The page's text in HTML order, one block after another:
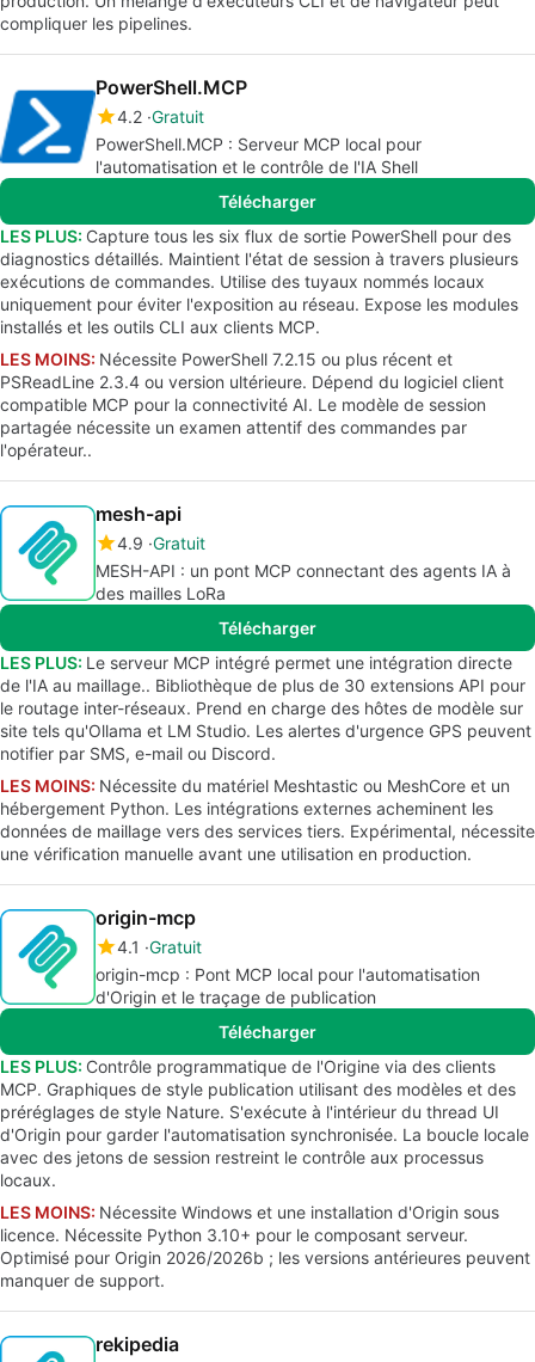
compliquer les pipelines.
PowerShell.MCP
4.2 Gratuit
PowerShell.MCP : Serveur MCP local pour
l'automatisation et le contrôle de l'IA Shell
Télécharger
LES PLUS: Capture tous les six flux de sortie PowerShell pour des
diagnostics détaillés. Maintient l'état de session à travers plusieurs
exécutions de commandes. Utilise des tuyaux nommés locaux
uniquement pour éviter l'exposition au réseau. Expose les modules
installés et les outils CLI aux clients MCP.
LES MOINS: Nécessite PowerShell 7.2.15 ou plus récent et
PSReadLine 2.3.4 ou version ultérieure. Dépend du logiciel client
compatible MCP pour la connectivité AI. Le modèle de session
partagée nécessite un examen attentif des commandes par
l'opérateur..
mesh-api
4.9 Gratuit
MESH-API : un pont MCP connectant des agents IA à
des mailles LoRa
Télécharger
LES PLUS: Le serveur MCP intégré permet une intégration directe
de l'IA au maillage.. Bibliothèque de plus de 30 extensions API pour
le routage inter-réseaux. Prend en charge des hôtes de modèle sur
site tels qu'Ollama et LM Studio. Les alertes d'urgence GPS peuvent
notifier par SMS, e-mail ou Discord.
LES MOINS: Nécessite du matériel Meshtastic ou MeshCore et un
hébergement Python. Les intégrations externes acheminent les
données de maillage vers des services tiers. Expérimental, nécessite
une vérification manuelle avant une utilisation en production.
origin-mcp
4.1 Gratuit
origin-mcp : Pont MCP local pour l'automatisation
d'Origin et le traçage de publication
Télécharger
LES PLUS: Contrôle programmatique de l'Origine via des clients
MCP. Graphiques de style publication utilisant des modèles et des
préréglages de style Nature. S'exécute à l'intérieur du thread UI
d'Origin pour garder l'automatisation synchronisée. La boucle locale
avec des jetons de session restreint le contrôle aux processus
locaux.
LES MOINS: Nécessite Windows et une installation d'Origin sous
licence. Nécessite Python 3.10+ pour le composant serveur.
Optimisé pour Origin 2026/2026b ; les versions antérieures peuvent
manquer de support.
rekipedia